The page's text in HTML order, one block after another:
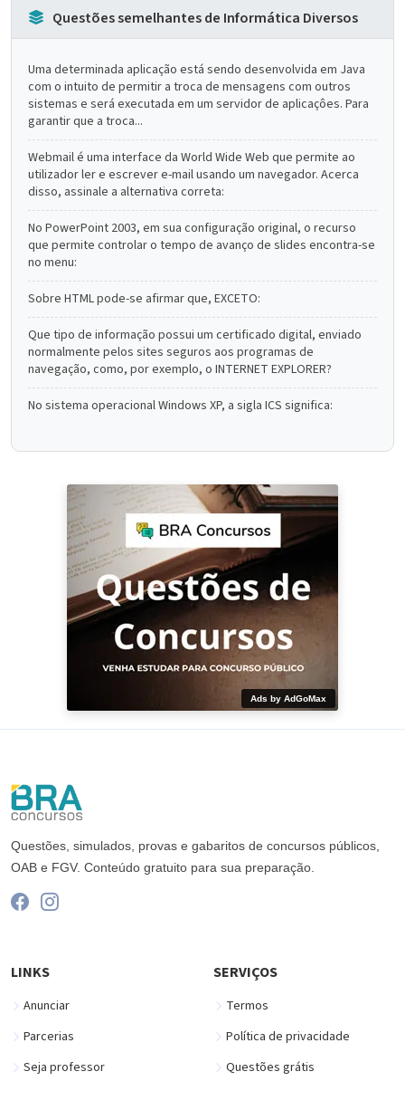
Questões semelhantes de Informática Diversos
Uma determinada aplicação está sendo desenvolvida em Java
com o intuito de permitir a troca de mensagens com outros
sistemas e será executada em um servidor de aplicaçôes. Para
garantir que a troca...
Webmail é uma interface da World Wide Web que permite ao
utilizador ler e escrever e-mail usando um navegador. Acerca
disso, assinale a alternativa correta:
No PowerPoint 2003, em sua configuração original, o recurso
que permite controlar o tempo de avanço de slides encontra-se
no menu:
Sobre HTML pode-se afirmar que, EXCETO:
Que tipo de informação possui um certificado digital, enviado
normalmente pelos sites seguros aos programas de
navegação, como, por exemplo, o INTERNET EXPLORER?
No sistema operacional Windows XP, a sigla ICS significa:
Ads by AdGoMax
Questões, simulados, provas e gabaritos de concursos públicos,
OAB e FGV. Conteúdo gratuito para sua preparação.
LINKS
Anunciar
Parcerias
Seja professor
SERVIÇOS
Termos
Política de privacidade
Questões grátis